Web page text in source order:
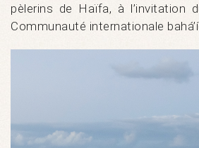
pèlerins de Haïfa, à l’invitation
Communauté internationale